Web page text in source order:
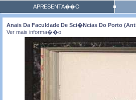
APRESENTA��O
Anais Da Faculdade De Sci�ncias Do Porto
Ver mais informa��o